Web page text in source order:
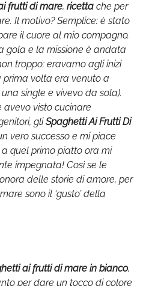
frutti di mare, ricetta che per
Il motivo? Semplice: è stato
il cuore al mio compagno.
gola e la missione è andata
troppo: eravamo agli inizi
volta era venuto a
single e vivevo da sola).
avevo visto cucinare
gliSpaghetti Ai Frutti Di
vero successo e mi piace
quel primo piatto ora mi
impegnata! Così se le
delle storie di amore, per
sono il ‘gusto’ della
ai frutti di mare in bianco,
per dare un tocco di colore